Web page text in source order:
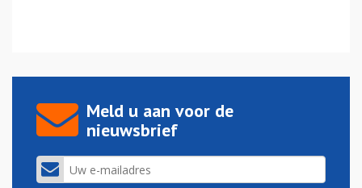
Meld u aan voor de
nieuwsbrief